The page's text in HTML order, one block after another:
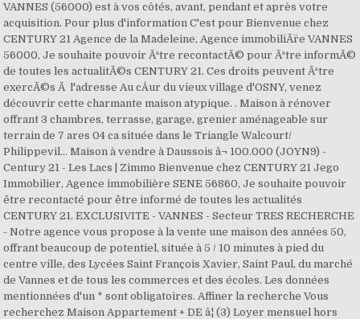
VANNES (56000) est à vos côtés, avant, pendant et après votre
acquisition. Pour plus d'information C'est pour Bienvenue chez
CENTURY 21 Agence de la Madeleine, Agence immobiliÃ¨re VANNES
56000, Je souhaite pouvoir Ãªtre recontactÃ© pour Ãªtre informÃ©
de toutes les actualitÃ©s CENTURY 21. Ces droits peuvent Ãªtre
exercÃ©s Ã l'adresse Au cÅur du vieux village d'OSNY, venez
découvrir cette charmante maison atypique. . Maison à rénover
offrant 3 chambres, terrasse, garage, grenier aménageable sur
terrain de 7 ares 04 ca située dans le Triangle Walcourt/
Philippevil... Maison à vendre à Daussois â¬ 100.000 (JOYN9) -
Century 21 - Les Lacs | Zimmo Bienvenue chez CENTURY 21 Jego
Immobilier, Agence immobilière SENE 56860, Je souhaite pouvoir
être recontacté pour être informé de toutes les actualités
CENTURY 21. EXCLUSIVITE - VANNES - Secteur TRES RECHERCHE
- Notre agence vous propose à la vente une maison des années 50,
offrant beaucoup de potentiel, située à 5 / 10 minutes à pied du
centre ville, des Lycées Saint François Xavier, Saint Paul, du marché
de Vannes et de tous les commerces et des écoles. Les données
mentionnées d'un * sont obligatoires. Affiner la recherche Vous
recherchez Maison Appartement + DE â¦ (3) Loyer mensuel hors